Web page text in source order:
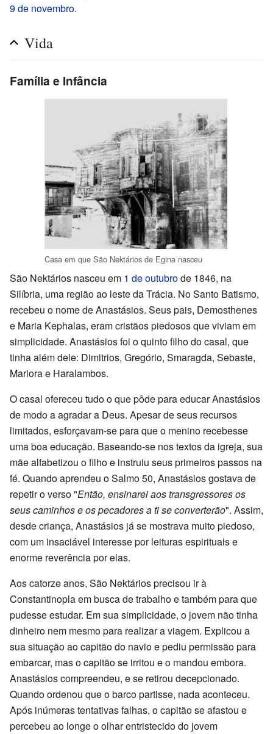
9 de novembro.
Vida
Família e Infância
Casa em que São Nektários de Egina nasceu
São Nektários nasceu em 1 de outubrode 1846, na
Silíbria, uma região ao leste da Trácia. No Santo Batismo,
recebeu o nome de Anastásios. Seus pais, Demosthenes
e Maria Kephalas, eram cristãos piedosos que viviam em
simplicidade. Anastásios foi o quinto filho do casal, que
tinha além dele: Dimitrios, Gregório, Smaragda, Sebaste,
Mariora e Haralambos.
O casal ofereceu tudo o que pôde para educar Anastásios
de modo a agradar a Deus. Apesar de seus recursos
limitados, esforçavam-se para que o menino recebesse
uma boa educação. Baseando-se nos textos da igreja, sua
mãe alfabetizou o filho e instruiu seus primeiros passos na
fé. Quando aprendeu o Salmo 50, Anastásios gostava de
repetir o verso "Então, ensinarei aos transgressores os
seus caminhos e os pecadores a ti se converterão". Assim,
desde criança, Anastásios já se mostrava muito piedoso,
com um insaciável interesse por leituras espirituais e
enorme reverência por elas.
Aos catorze anos, São Nektários precisou ir à
Constantinopla em busca de trabalho e também para que
pudesse estudar. Em sua simplicidade, o jovem não tinha
dinheiro nem mesmo para realizar a viagem. Explicou a
sua situação ao capitão do navio e pediu permissão para
embarcar, mas o capitão se irritou e o mandou embora.
Anastásios compreendeu, e se retirou decepcionado.
Quando ordenou que o barco partisse, nada aconteceu.
Após inúmeras tentativas falhas, o capitão se afastou e
percebeu ao longe o olhar entristecido do jovem